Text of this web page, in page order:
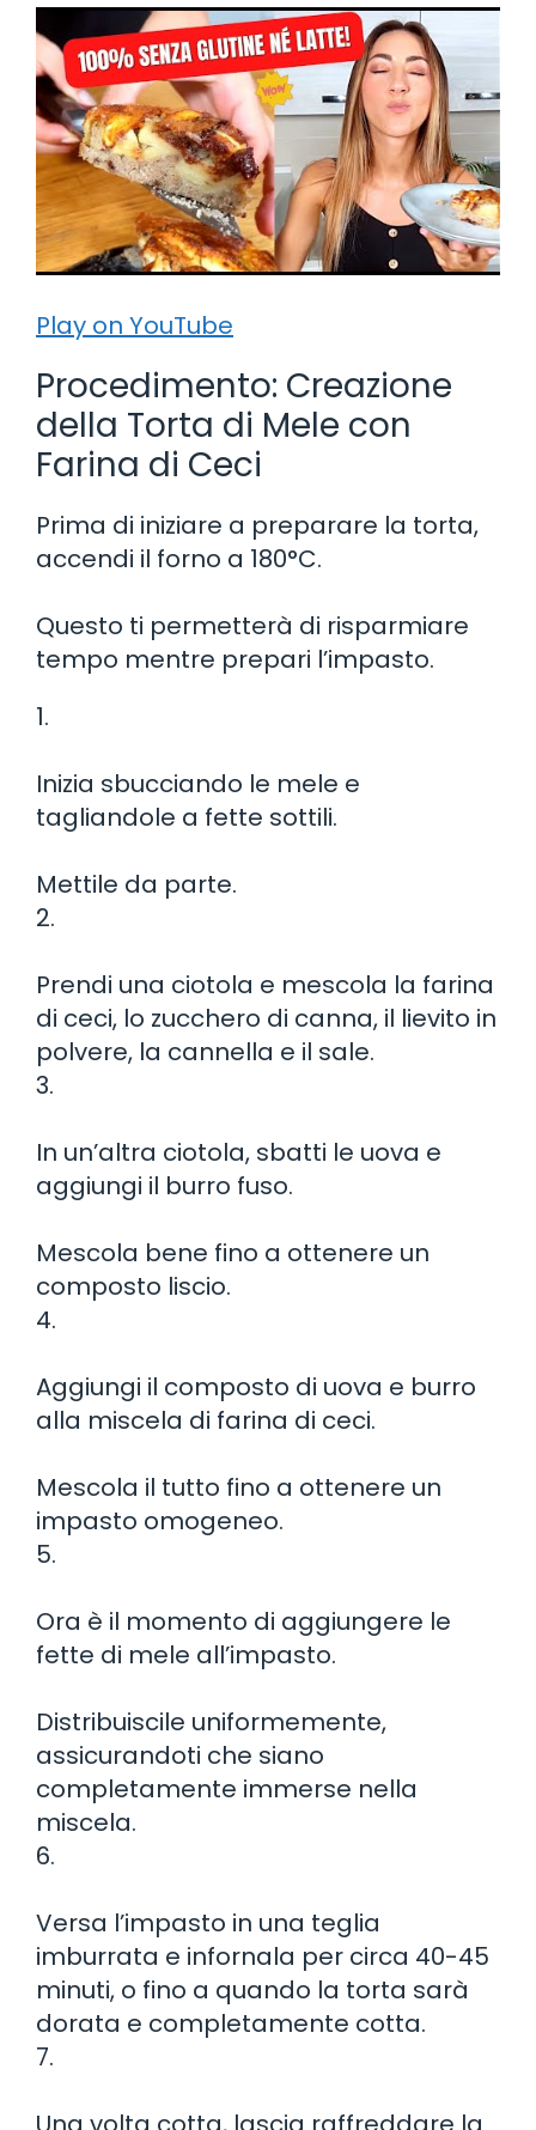
Play on YouTube
Procedimento: Creazione
della Torta di Mele con
Farina di Ceci
Prima di iniziare a preparare la torta,
accendi il forno a 180°C.
Questo ti permetterà di risparmiare
tempo mentre prepari l’impasto.
1.
Inizia sbucciando le mele e
tagliandole a fette sottili.
Mettile da parte.
2.
Prendi una ciotola e mescola la farina
di ceci, lo zucchero di canna, il lievito in
polvere, la cannella e il sale.
3.
In un’altra ciotola, sbatti le uova e
aggiungi il burro fuso.
Mescola bene fino a ottenere un
composto liscio.
4.
Aggiungi il composto di uova e burro
alla miscela di farina di ceci.
Mescola il tutto fino a ottenere un
impasto omogeneo.
5.
Ora è il momento di aggiungere le
fette di mele all’impasto.
Distribuiscile uniformemente,
assicurandoti che siano
completamente immerse nella
miscela.
6.
Versa l’impasto in una teglia
imburrata e infornala per circa 40-45
minuti, o fino a quando la torta sarà
dorata e completamente cotta.
7.